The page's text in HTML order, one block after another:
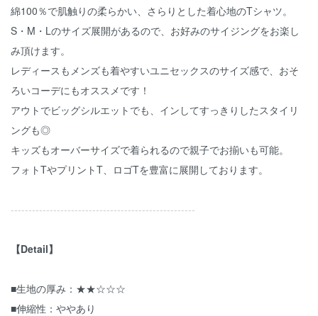
綿100％で肌触りの柔らかい、さらりとした着心地のTシャツ。
S・M・Lのサイズ展開があるので、お好みのサイジングをお楽し
み頂けます。
レディースもメンズも着やすいユニセックスのサイズ感で、おそ
ろいコーデにもオススメです！
アウトでビッグシルエットでも、インしてすっきりしたスタイリ
ングも◎
キッズもオーバーサイズで着られるので親子でお揃いも可能。
フォトTやプリントT、ロゴTを豊富に展開しております。
----------------------------------------------------
【Detail】
■生地の厚み：★★☆☆☆
■伸縮性：ややあり